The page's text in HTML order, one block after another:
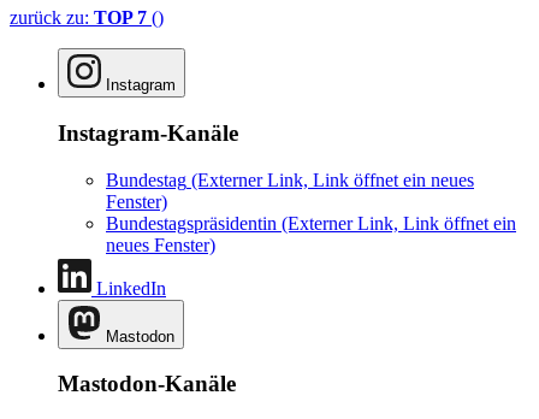
zurück zu: TOP 7 ()
Instagram
Instagram-Kanäle
Bundestag (Externer Link, Link öffnet ein neues
Fenster)
Bundestagspräsidentin (Externer Link, Link öffnet ein
neues Fenster)
LinkedIn
Mastodon
Mastodon-Kanäle